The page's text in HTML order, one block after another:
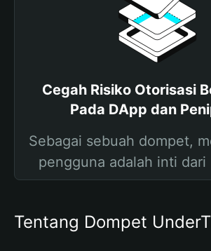
Cegah Risiko Otorisasi
Pada DApp dan
Sebagai sebuah dompet,
pengguna adalah inti dari
Tentang Dompet